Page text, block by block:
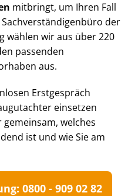
mitbringt, um Ihren Fall
der
wählen wir aus über 220
passenden
aus.
Erstgespräch
einsetzen
welches
ist und wie Sie am
0800 - 909 02 82